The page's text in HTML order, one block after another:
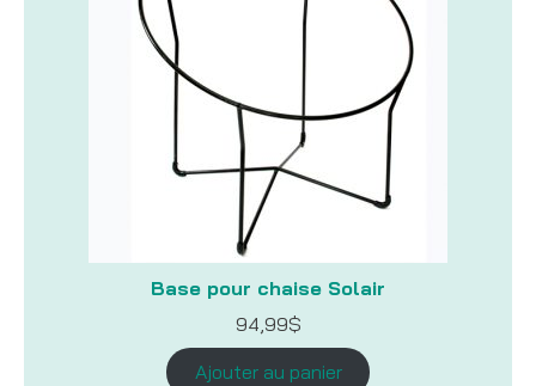
Base pour chaise Solair
94,99$
Ajouter au panier